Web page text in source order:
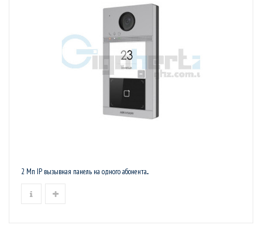
2 Мп IP вызывная панель на одного абонента...